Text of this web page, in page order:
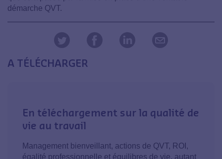
démarche QVT.
A TÉLÉCHARGER
En téléchargement sur la qualité de
vie au travail
Management bienveillant, actions de QVT, ROI,
égalité professionnelle et équilibres de vie, autant